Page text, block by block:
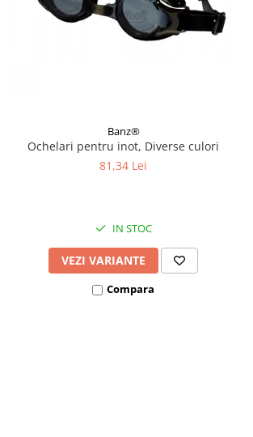
Banz®
Ochelari pentru inot, Diverse culori
81,34 Lei
IN STOC
VEZI VARIANTE
Compara